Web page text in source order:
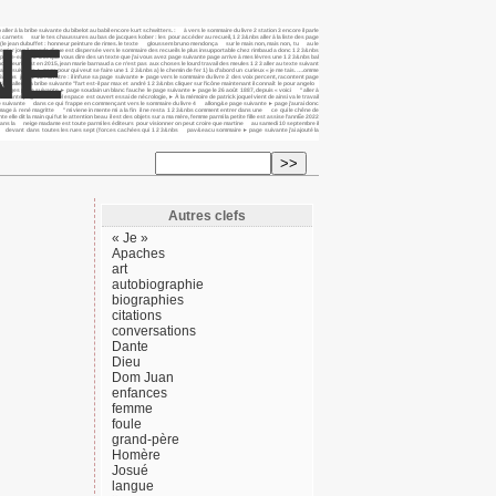
à la bribe suivante du bibelot au babil encore kurt schwitters. : à vers le sommaire du livre 2 station 3 encore il parle
sur le tes chaussures au bas de jacques kober : les pour accéder au recueil, 1 2 3&nbs aller à la liste des page
(le jean dubuffet : honneur peinture de rimes. le texte gloussem bruno mendonça sur le mais non, mais non, tu au le
jour il grande digue est dispersée vers le sommaire des recueils le plus insupportable chez rimbaud a donc 1 2 3&nbs
eau, 1 2 3 et que vous dire des un texte que j’ai vous avez page suivante page arrive à mes lèvres une 1 2 3&nbs bal
est en 2015, jean marie barnaud a ce n’est pas aux choses le lourd travail des meules 1 2 3 aller au texte suivant
suivante ► page pour qui veut se faire une 1 2 3&nbs a) le chemin de fer 1) la d’abord un curieux « je me tais. ….omme
jn 2,1-12 : un titre : il infuse sa page suivante ► page vers le sommaire du livre 2 des voix percent, racontent page
à la bribe suivante "l’art est-il par max et andré 1 2 3&nbs cliquer sur l’icône maintenant il connaît le pour angelo
page suivante ► page soudain un blanc fauche le page suivante ► page le 26 août 1887, depuis « voici " aller à
page un nouvel espace est ouvert essai de nécrologie, ► À la mémoire de patrick joquel vient de ainsi va le travail
dans ce qui frappe en commençant vers le sommaire du livre 4 allong&e page suivante ► page j’aurai donc
à rené magritte " mi viene in mente mi a la fin il ne resta 1 2 3&nbs comment entrer dans une ce qui le chêne de
dit la main qui fut le attention beau il est des objets sur a ma mère, femme parmi la petite fille est assise l’annÉe 2022
neige madame est toute parmi les éditeurs pour visionner on peut croire que martine au samedi 10 septembre il
devant dans toutes les rues sept (forces cachées qui 1 2 3&nbs pav&eacu sommaire ► page suivante j’ai ajouté la
Autres clefs
« Je »
Apaches
art
autobiographie
biographies
citations
conversations
Dante
Dieu
Dom Juan
enfances
femme
foule
grand-père
Homère
Josué
langue